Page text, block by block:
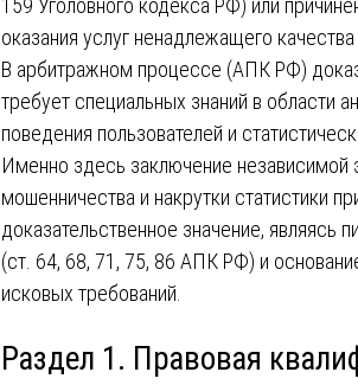
оказания услуг ненадлежащего
В арбитражном процессе (АПК РФ)
требует специальных знаний в области
поведения пользователей и
Именно здесь заключение независимой
мошенничества и накрутки статистики
доказательственное значение, являясь
(ст. 64, 68, 71, 75, 86 АПК РФ) и
исковых требований.
Раздел 1. Правовая